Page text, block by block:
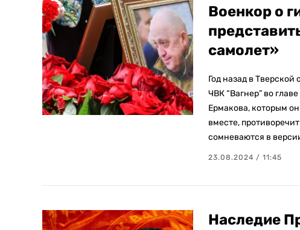
Военкор о
самолет»
Год назад в Тверской
ЧВК “Вагнер” во
Ермакова, которым он
вместе,
сомневаются в
23.08.2024 / 11:45
Наследие